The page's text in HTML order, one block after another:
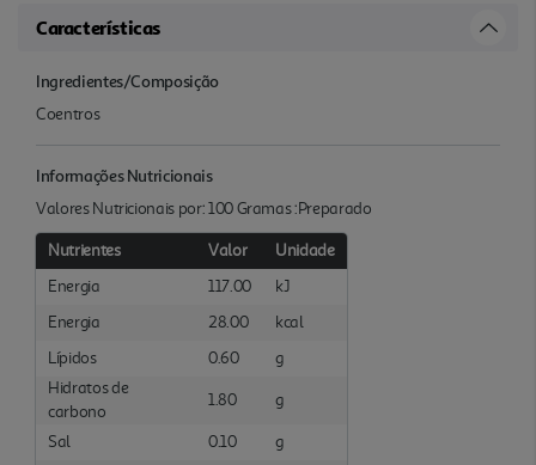
Características
Ingredientes/Composição
Coentros
Informações Nutricionais
Valores Nutricionais por: 100 Gramas :Preparado
Nutrientes Valor
Unidade
Energia
117.00
kJ
Energia
28.00
kcal
Lípidos
0.60
g
Hidratos de
carbono
1.80 g
Sal 0.10
g